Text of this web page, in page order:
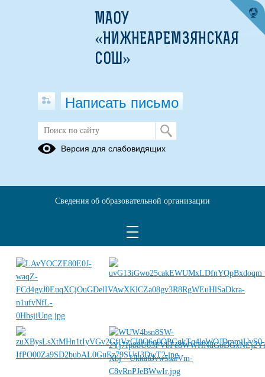
Передвижной музей прибыл в нашу
школу
Этот передвижной музей прибыл к нам по инициативе главы администрации
Тобольского района, которым мы говорим большое спасибо.
МАОУ
«НИЖНЕАРЕМЗЯНСКАЯ
СОШ»
Написать письмо
Версия для слабовидящих
Сведения об образовательной организации